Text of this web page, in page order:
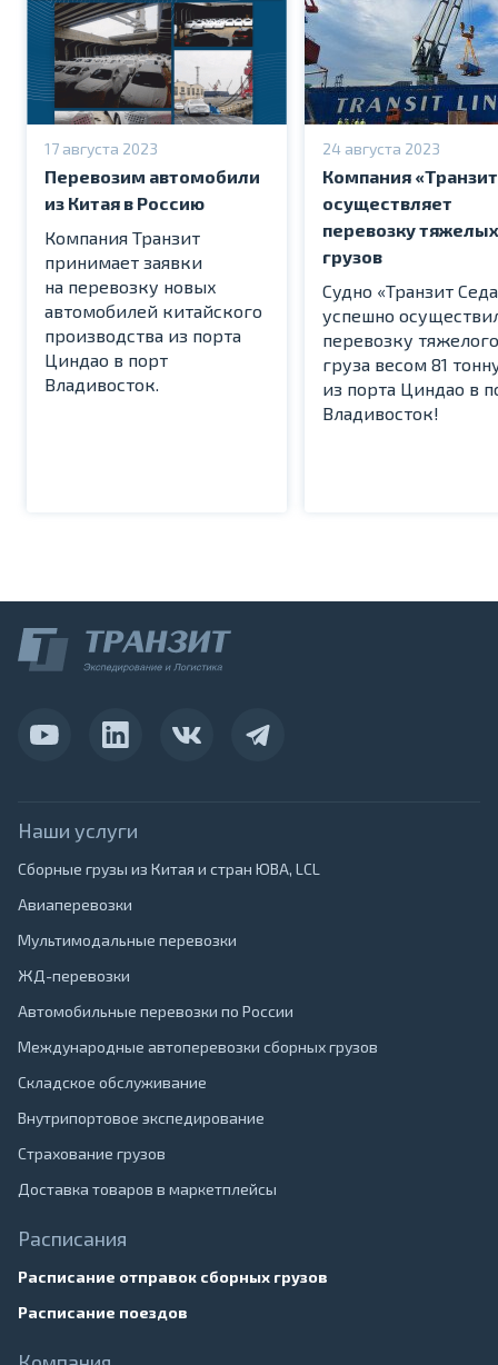
17 августа 2023
Перевозим автомобили
из Китая в Россию
Компания Транзит
принимает заявки
на перевозку новых
автомобилей китайского
производства из порта
Циндао в порт
Владивосток.
24 августа 2023
Компания
осуществляет
перевозку тяжелых
грузов
Судно «Транзит
успешно
перевозку тяжелого
груза весом 81
из порта Циндао в
Владивосток!
Наши услуги
Сборные грузы из Китая и стран ЮВА, LCL
Авиаперевозки
Мультимодальные перевозки
ЖД-перевозки
Автомобильные перевозки по России
Международные автоперевозки сборных грузов
Складское обслуживание
Внутрипортовое экспедирование
Страхование грузов
Доставка товаров в маркетплейсы
Расписания
Расписание отправок сборных грузов
Расписание поездов